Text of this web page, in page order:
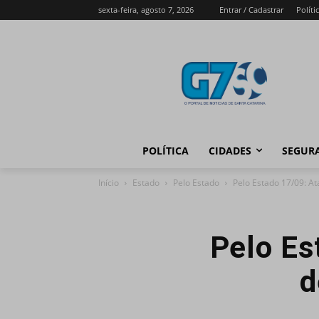
sexta-feira, agosto 7, 2026 Entrar / Cadastrar
POLÍTICA CIDADES
Início Estado Pelo Estado Pelo Estado 17/09:
Pelo